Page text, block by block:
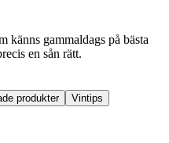
känns gammaldags på bästa
en sån rätt.
produkter
Vintips